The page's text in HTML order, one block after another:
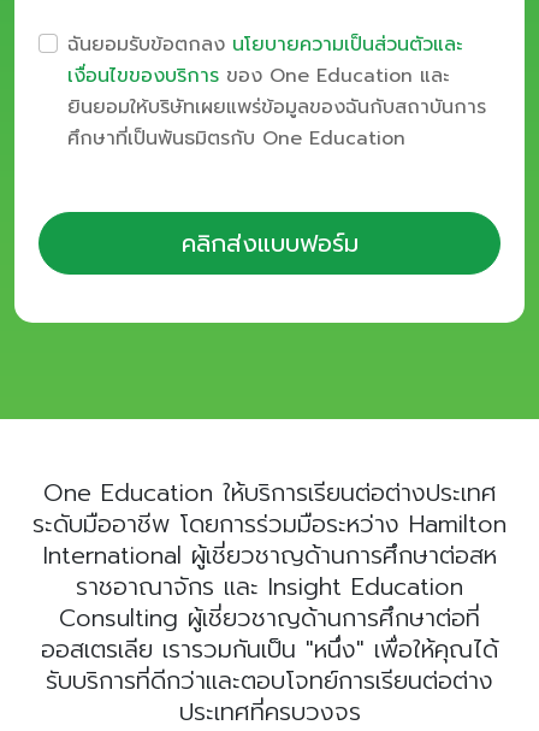
ฉันยอมรับข้อตกลง นโยบายความเป็นส่วนตัวและ
เงื่อนไขของบริการ ของ One Education และ
ยินยอมให้บริษัทเผยแพร่ข้อมูลของฉันกับสถาบันการ
ศึกษาที่เป็นพันธมิตรกับ One Education
คลิกส่งแบบฟอร์ม
One Education ให้บริการเรียนต่อต่างประเทศ
ระดับมืออาชีพ โดยการร่วมมือระหว่าง Hamilton
International ผู้เชี่ยวชาญด้านการศึกษาต่อสห
ราชอาณาจักร และ Insight Education
Consulting ผู้เชี่ยวชาญด้านการศึกษาต่อที่
ออสเตรเลีย เรารวมกันเป็น "หนึ่ง" เพื่อให้คุณได้
รับบริการที่ดีกว่าและตอบโจทย์การเรียนต่อต่าง
ประเทศที่ครบวงจร